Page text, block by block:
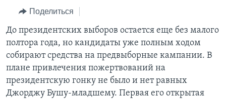
Перейти
поиск
ПОЧЕМУ ЭТО ВАЖНО?
ДИСКУССИЯ VOA
ДЕТАЛИ
НЬЮ-ЙОРК NEW YORK
АМЕРИКА. БОЛЬШОЕ ПУТЕШЕСТВИЕ
А КАК В АМЕРИКЕ?
АРТЕФАКТЫ
АМЕРИКАНСКИЕ ГОРОДКИ
ТЕСТЫ
ФАКТЫ ПРОТИВ ФЕЙКОВ
ЗА СВОБОДУ ПРЕССЫ
УЧИМ АНГЛИЙСКИЙ
ВИДЕО
ПОДПИСКА НА НОВОСТИ
Поделиться
До президентских выборов остается еще без малого
полтора года, но кандидаты уже полным ходом
собирают средства на предвыборные кампании. В
плане привлечения пожертвований на
президентскую гонку не было и нет равных
Джорджу Бушу-младшему. Первая его открытая